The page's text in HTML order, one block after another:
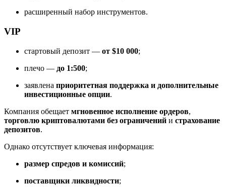
расширенный набор инструментов.
VIP
стартовый депозит — от $10 000;
плечо — до 1:500;
заявлена приоритетная поддержка и дополнительные
инвестиционные опции.
Компания обещает мгновенное исполнение ордеров,
торговлю криптовалютами без ограничений и страхование
депозитов.
Однако отсутствует ключевая информация:
размер спредов и комиссий;
поставщики ликвидности;